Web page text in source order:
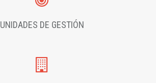
UNIDADES DE GESTIÓN